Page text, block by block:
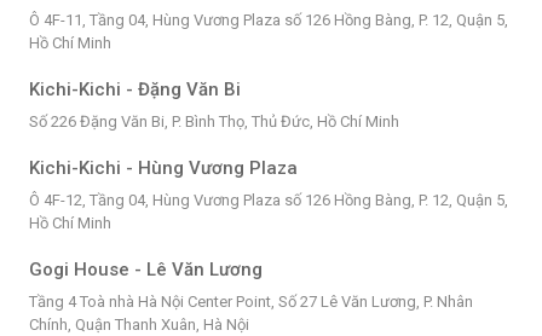
Ô 4F-11, Tầng 04, Hùng Vương Plaza số 126 Hồng Bàng, P. 12, Quận 5,
Hồ Chí Minh
Kichi-Kichi - Đặng Văn Bi
Số 226 Đặng Văn Bi, P. Bình Thọ, Thủ Đức, Hồ Chí Minh
Kichi-Kichi - Hùng Vương Plaza
Ô 4F-12, Tầng 04, Hùng Vương Plaza số 126 Hồng Bàng, P. 12, Quận 5,
Hồ Chí Minh
Gogi House - Lê Văn Lương
Tầng 4 Toà nhà Hà Nội Center Point, Số 27 Lê Văn Lương, P. Nhân
Chính, Quận Thanh Xuân, Hà Nội